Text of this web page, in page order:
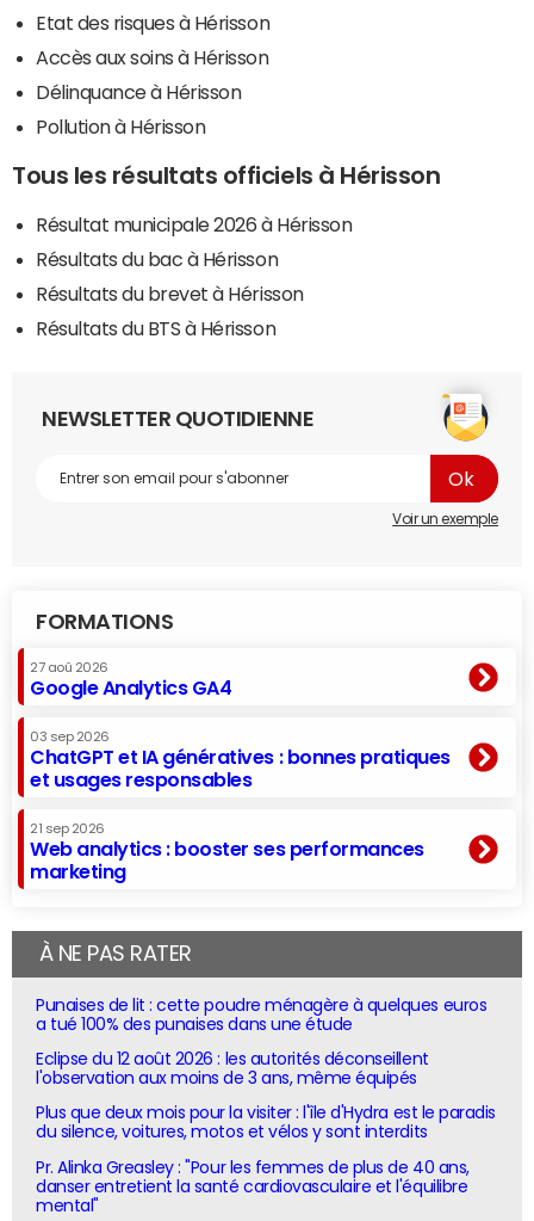
Etat des risques à Hérisson
Accès aux soins à Hérisson
Délinquance à Hérisson
Pollution à Hérisson
Tous les résultats officiels à Hérisson
Résultat municipale 2026 à Hérisson
Résultats du bac à Hérisson
Résultats du brevet à Hérisson
Résultats du BTS à Hérisson
NEWSLETTER QUOTIDIENNE
Voir un exemple
FORMATIONS
27 aoû 2026
Google Analytics GA4
03 sep 2026
ChatGPT et IA génératives : bonnes pratiques
et usages responsables
21 sep 2026
Web analytics : booster ses performances
marketing
À NE PAS RATER
Punaises de lit : cette poudre ménagère à quelques euros
a tué 100% des punaises dans une étude
Eclipse du 12 août 2026 : les autorités déconseillent
l'observation aux moins de 3 ans, même équipés
Plus que deux mois pour la visiter : l'île d'Hydra est le paradis
du silence, voitures, motos et vélos y sont interdits
Pr. Alinka Greasley : "Pour les femmes de plus de 40 ans,
danser entretient la santé cardiovasculaire et l'équilibre
mental"